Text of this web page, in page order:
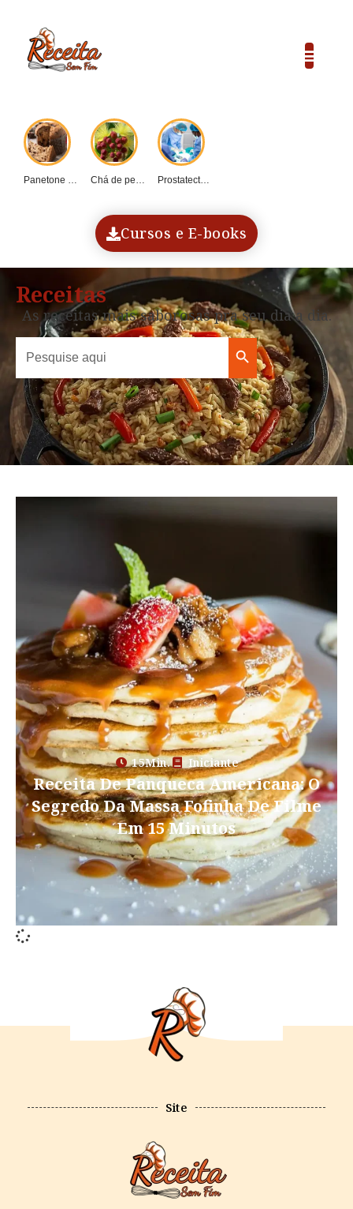
Panetone caseiro vs.... Chá de pequi:... Prostatectomia: Guia completo...
Cursos e E-books
Receitas
As receitas mais saborosas pra seu dia a dia.
Search
for: Search Button
15Min. Iniciante
Receita De Panqueca Americana: O
Segredo Da Massa Fofinha De Filme
Em 15 Minutos
Site